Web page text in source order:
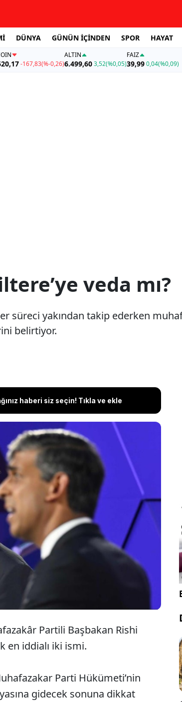
DÜNYA GÜNÜN İÇİNDEN SPOR HAYAT
-167,83(%-0,26)
ALTIN
6.499,603,52(%0,05)
FAİZ
39,990,04(%0,09)
veda mı?
süreci yakından takip ederken
belirtiyor.
haberi siz seçin! Tıkla ve ekle
seçim günü. Analistler süreci yakından
‘Bay bay’ diyenler sağ
keyifle izleyeceklerini belirtiyor.
Partili Başbakan Rishi
en iddialı iki ismi.
Parti Hükümeti’nin
gidecek sonuna dikkat